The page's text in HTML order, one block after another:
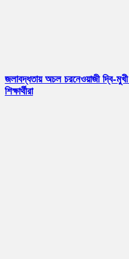
জলাবদ্ধতায় অচল চরনেওয়াজী দ্বি-
শিক্ষার্থীরা